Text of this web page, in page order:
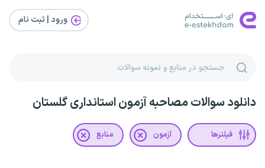
ورود | ثبت‌ نام
دانلود سوالات مصاحبه آزمون استانداری گلستان
فیلترها آزمون منابع